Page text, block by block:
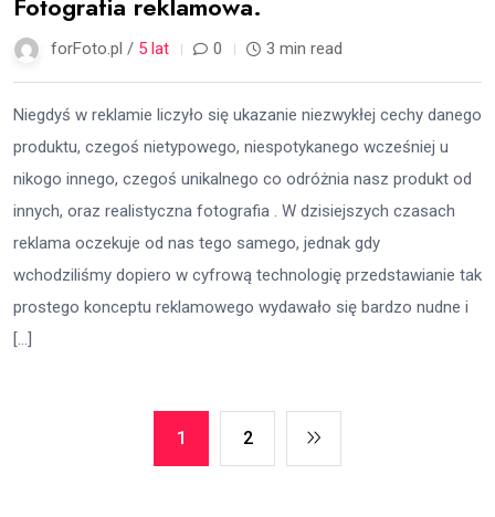
forFoto.pl / 5 lat 0 3 min read
Niegdyś w reklamie liczyło się ukazanie niezwykłej cechy danego
produktu, czegoś nietypowego, niespotykanego wcześniej u
nikogo innego, czegoś unikalnego co odróżnia nasz produkt od
innych, oraz realistyczna fotografia . W dzisiejszych czasach
reklama oczekuje od nas tego samego, jednak gdy
wchodziliśmy dopiero w cyfrową technologię przedstawianie tak
prostego konceptu reklamowego wydawało się bardzo nudne i
[…]
1 2